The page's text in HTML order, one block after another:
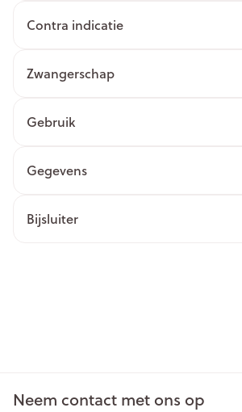
Contra indicatie
Zwangerschap
Gebruik
Gegevens
Bijsluiter
Neem contact met ons op